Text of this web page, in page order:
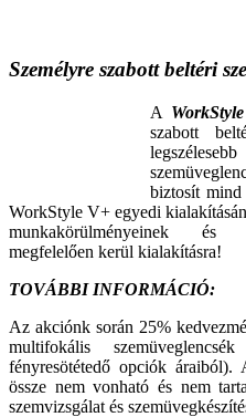
Személyre szabott beltéri
A
szabott
biztosít mind
WorkStyle V+ egyedi
munkakörülményeinek és
megfelelően kerül kialakításra!
TOVÁBBI INFORMÁCIÓ:
Az akciónk során 25%
multifokális
fényresötétedő opciók áraiból).
össze nem vonható és nem
szemvizsgálat és